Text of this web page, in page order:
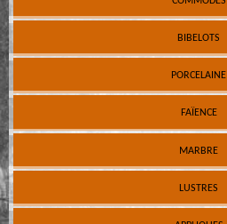
BIBELOTS
PORCELAINE
FAÏENCE
MARBRE
LUSTRES